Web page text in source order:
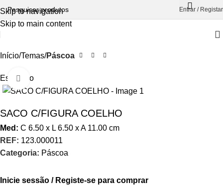
Skip to navigation
Skip to main content
Entrar / Registar
Início Temas Páscoa
EsgotadoAumentar Imagem
SACO C/FIGURA COELHO
Med: C 6.50 x L 6.50 xA 11.00 cm
REF: 123.000011
Categoria: Páscoa
Inicie sessão / Registe-se para comprar